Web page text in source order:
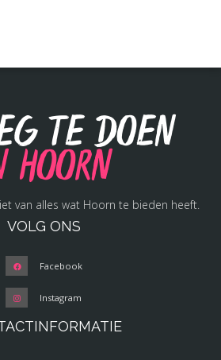
te doen
Hoorn
van alles wat Hoorn te bieden heeft.
VOLG ONS
Facebook
Instagram